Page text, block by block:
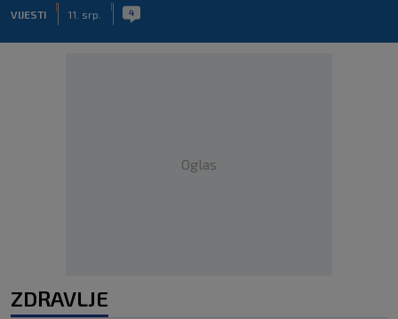
VIJESTI 11. srp. 4
Oglas
ZDRAVLJE